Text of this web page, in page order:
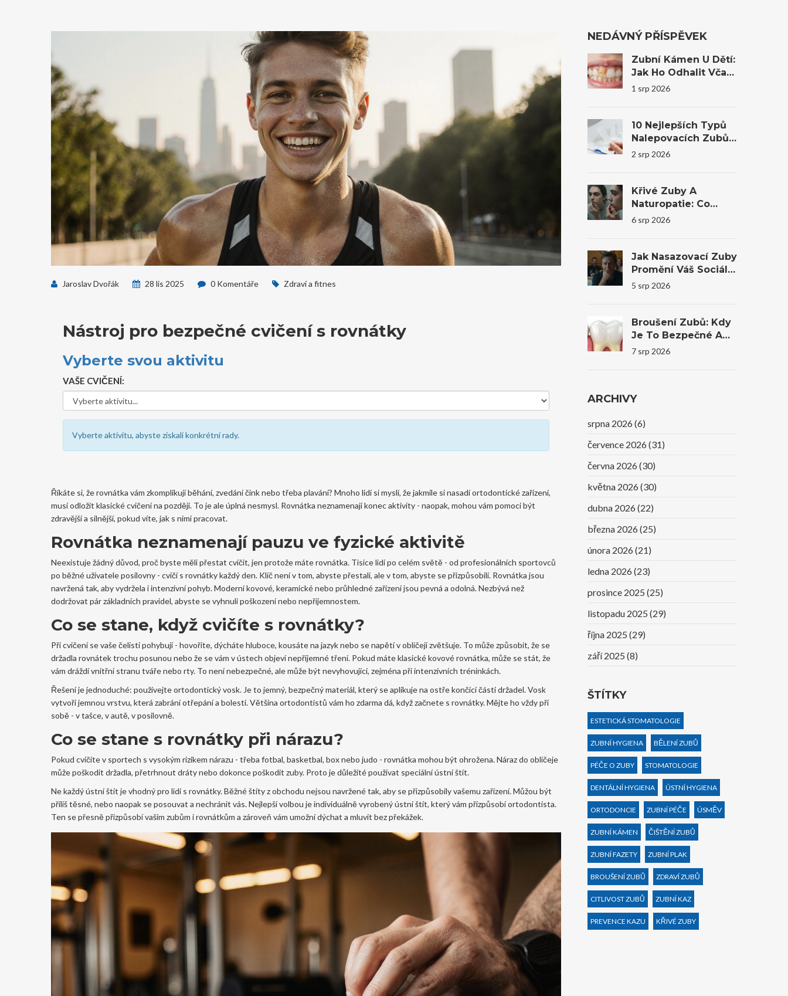
Jaroslav Dvořák 28 lis 2025 0 Komentáře Zdraví a fitnes
Nástroj pro bezpečné cvičení s rovnátky
Vyberte svou aktivitu
VAŠE CVIČENÍ:
Vyberte aktivitu, abyste získali konkrétní rady.
Říkáte si, že rovnátka vám zkomplikují běhání, zvedání čink nebo třeba plavání? Mnoho lidí si myslí, že jakmile si nasadí ortodontické zařízení,
musí odložit klasické cvičení na později. To je ale úplná nesmysl. Rovnátka neznamenají konec aktivity - naopak, mohou vám pomoci být
zdravější a silnější, pokud víte, jak s nimi pracovat.
Rovnátka neznamenají pauzu ve fyzické aktivitě
Neexistuje žádný důvod, proč byste měli přestat cvičit, jen protože máte rovnátka. Tisíce lidí po celém světě - od profesionálních sportovců
po běžné uživatele posilovny - cvičí s rovnátky každý den. Klíč není v tom, abyste přestali, ale v tom, abyste se přizpůsobili. Rovnátka jsou
navržená tak, aby vydržela i intenzivní pohyb. Moderní kovové, keramické nebo průhledné zařízení jsou pevná a odolná. Nezbývá než
dodržovat pár základních pravidel, abyste se vyhnuli poškození nebo nepříjemnostem.
Co se stane, když cvičíte s rovnátky?
Při cvičení se vaše čelisti pohybují - hovoříte, dýcháte hluboce, kousáte na jazyk nebo se napětí v obličeji zvětšuje. To může způsobit, že se
držadla rovnátek trochu posunou nebo že se vám v ústech objeví nepříjemné tření. Pokud máte klasické kovové rovnátka, může se stát, že
vám dráždí vnitřní stranu tváře nebo rty. To není nebezpečné, ale může být nevyhovující, zejména při intenzivních tréninkách.
Řešení je jednoduché: používejte ortodontický vosk. Je to jemný, bezpečný materiál, který se aplikuje na ostře končící části držadel. Vosk
vytvoří jemnou vrstvu, která zabrání otřepání a bolesti. Většina ortodontistů vám ho zdarma dá, když začnete s rovnátky. Mějte ho vždy při
sobě - v tašce, v autě, v posilovně.
Co se stane s rovnátky při nárazu?
Pokud cvičíte v sportech s vysokým rizikem nárazu - třeba fotbal, basketbal, box nebo judo - rovnátka mohou být ohrožena. Náraz do obličeje
může poškodit držadla, přetrhnout dráty nebo dokonce poškodit zuby. Proto je důležité používat speciální ústní štít.
Ne každý ústní štít je vhodný pro lidi s rovnátky. Běžné štíty z obchodu nejsou navržené tak, aby se přizpůsobily vašemu zařízení. Můžou být
příliš těsné, nebo naopak se posouvat a nechránit vás. Nejlepší volbou je individuálně vyrobený ústní štít, který vám přizpůsobí ortodontista.
Ten se přesně přizpůsobí vašim zubům i rovnátkům a zároveň vám umožní dýchat a mluvit bez překážek.
NEDÁVNÝ PŘÍSPĚVEK
Zubní Kámen U Dětí:
Jak Ho Odhalit Včas
A Co Dělat?
1 srp 2026
10 Nejlepších Typů
Nalepovacích Zubů
Na Trhu V Roce 2026
2 srp 2026
Křivé Zuby A
Naturopatie: Co
Reálně Pomůže A
6 srp 2026
Jak Nasazovací Zuby
Promění Váš Sociální
Život A Sebevědomí
5 srp 2026
Broušení Zubů: Kdy
Je To Bezpečné A
Kdy Bys Měl Raději
7 srp 2026
ARCHIVY
srpna 2026 (6)
července 2026 (31)
června 2026 (30)
května 2026 (30)
dubna 2026 (22)
března 2026 (25)
února 2026 (21)
ledna 2026 (23)
prosince 2025 (25)
listopadu 2025 (29)
října 2025 (29)
září 2025 (8)
ŠTÍTKY
ESTETICKÁ STOMATOLOGIE
ZUBNÍ HYGIENA BĚLENÍ ZUBŮ
PÉČE O ZUBY STOMATOLOGIE
DENTÁLNÍ HYGIENA ÚSTNÍ HYGIENA
ORTODONCIE ZUBNÍ PÉČE ÚSMĚV
ZUBNÍ KÁMEN ČIŠTĚNÍ ZUBŮ
ZUBNÍ FAZETY ZUBNÍ PLAK
BROUŠENÍ ZUBŮ ZDRAVÍ ZUBŮ
CITLIVOST ZUBŮ ZUBNÍ KAZ
PREVENCE KAZU KŘIVÉ ZUBY